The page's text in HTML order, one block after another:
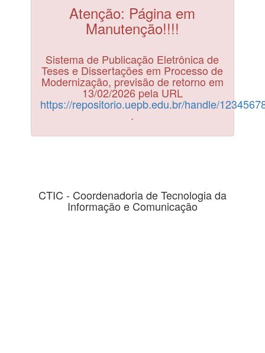
Atenção: Página em
Manutenção!!!!
Sistema de Publicação Eletrônica de
Teses e Dissertações em Processo de
Modernização, previsão de retorno em
13/02/2026 pela URL
https://repositorio.uepb.edu.br/handle/
.
CTIC - Coordenadoria de Tecnologia da
Informação e Comunicação